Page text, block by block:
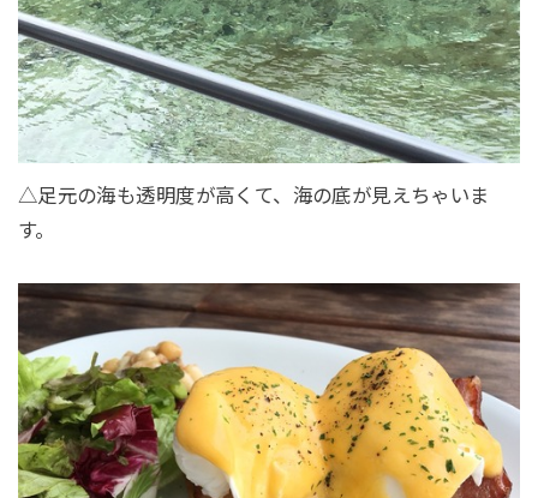
△足元の海も透明度が高くて、海の底が見えちゃいま
す。